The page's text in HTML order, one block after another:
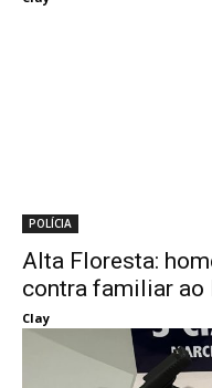
POLÍCIA
Alta Floresta:
contra familiar ao
Clay